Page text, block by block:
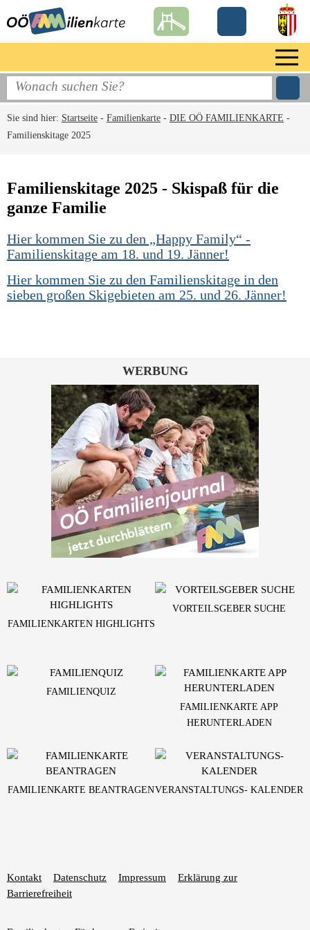
Sie sind hier: Startseite - Familienkarte - DIE OÖ FAMILIENKARTE -
Familienskitage 2025
Familienskitage 2025 - Skispaß für die
ganze Familie
Hier kommen Sie zu den „Happy Family“ -
Familienskitage am 18. und 19. Jänner!
Hier kommen Sie zu den Familienskitage in den
sieben großen Skigebieten am 25. und 26. Jänner!
WERBUNG
Kontakt Datenschutz Impressum
Erklärung zur
Barrierefreiheit
FAMILIENKARTEN HIGHLIGHTS
VORTEILSGEBER SUCHE
FAMILIENQUIZ
FAMILIENKARTE APP
HERUNTERLADEN
FAMILIENKARTE BEANTRAGENVERANSTALTUNGS- KALENDER